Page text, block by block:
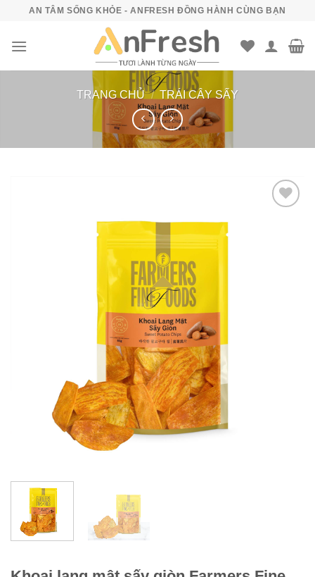
nội
AN TÂM SỐNG KHỎE - ANFRESH ĐỒNG HÀNH CÙNG BẠN
TRANG CHỦ / TRÁI CÂY SẤY